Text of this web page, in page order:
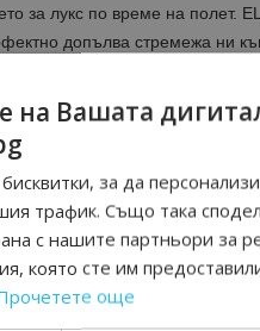
за лукс по време на полет.
допълва стремежа ни
наистина изключително –
света до
преживяване“ и
на Saudia
което съчетава
партньорство между
на FORMIA –
на Вашата
за да
трафик. Също така
с нашите партньори за
която сте им
още